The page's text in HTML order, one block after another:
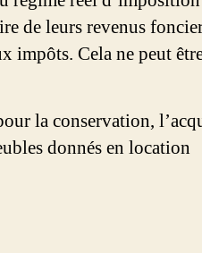
de leurs revenus
impôts. Cela ne peut
la conservation,
donnés en location